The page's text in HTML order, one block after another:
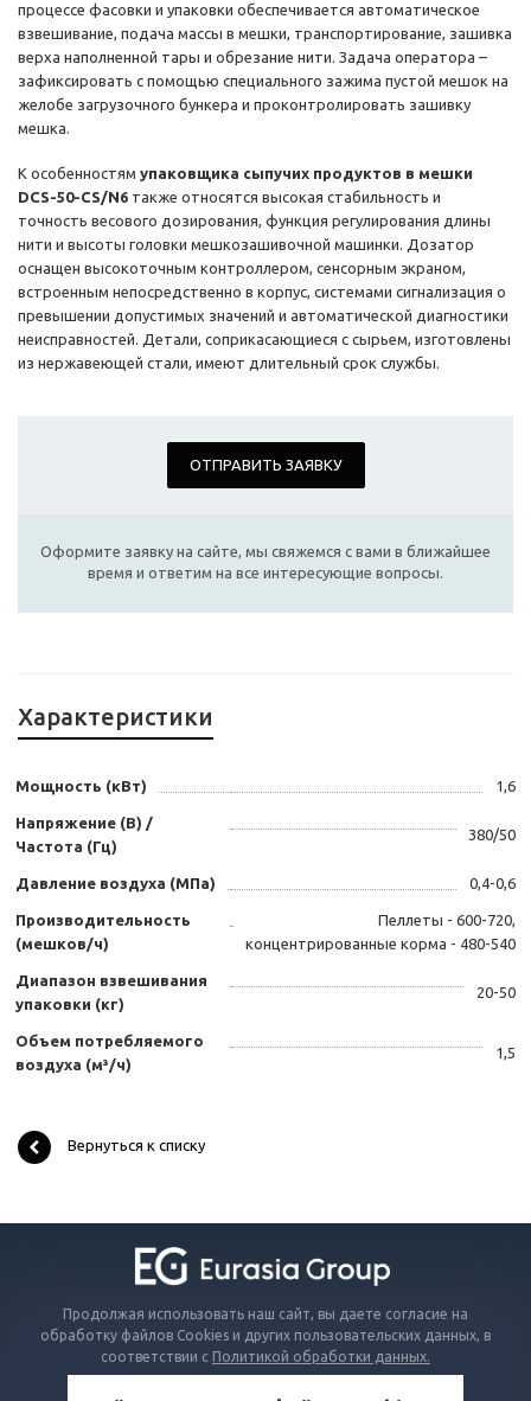
процессе фасовки и упаковки обеспечивается автоматическое
взвешивание, подача массы в мешки, транспортирование, зашивка
верха наполненной тары и обрезание нити. Задача оператора –
зафиксировать с помощью специального зажима пустой мешок на
желобе загрузочного бункера и проконтролировать зашивку
мешка.
К особенностям упаковщика сыпучих продуктов в мешки
DCS-50-CS/N6 также относятся высокая стабильность и
точность весового дозирования, функция регулирования длины
нити и высоты головки мешкозашивочной машинки. Дозатор
оснащен высокоточным контроллером, сенсорным экраном,
встроенным непосредственно в корпус, системами сигнализация о
превышении допустимых значений и автоматической диагностики
неисправностей. Детали, соприкасающиеся с сырьем, изготовлены
из нержавеющей стали, имеют длительный срок службы.
ОТПРАВИТЬ ЗАЯВКУ
Оформите заявку на сайте, мы свяжемся с вами в ближайшее
время и ответим на все интересующие вопросы.
Характеристики
Мощность (кВт) 1,6
Напряжение (В) /
Частота (Гц)
380/50
Давление воздуха (МПа) 0,4-0,6
Производительность
(мешков/ч)
Пеллеты - 600-720,
концентрированные корма - 480-540
Диапазон взвешивания
упаковки (кг)
20-50
Объем потребляемого
воздуха (м³/ч)
1,5
Вернуться к списку
Продолжая использовать наш сайт, вы даете согласие на
обработку файлов Cookies и других пользовательских данных, в
соответствии с Политикой обработки данных.